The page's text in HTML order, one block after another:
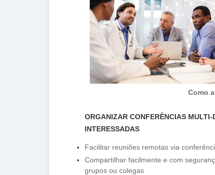
Como
ORGANIZAR CONFERÊNCIAS
INTERESSADAS
Facilitar reuniões remotas via
Compartilhar facilmente e com
grupos ou colegas